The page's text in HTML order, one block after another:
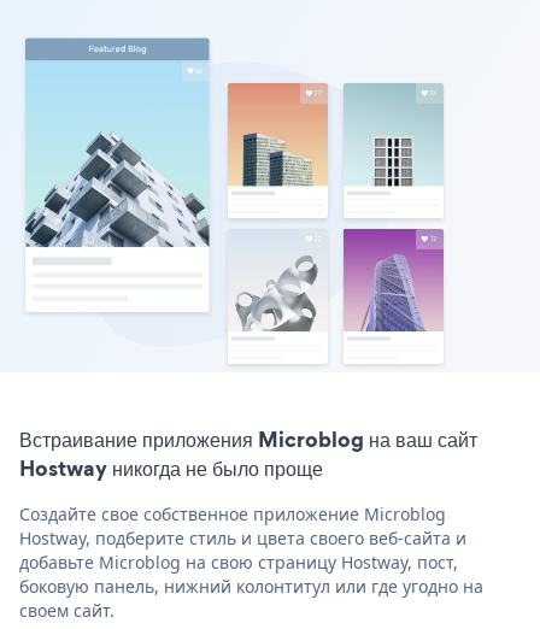
Встраивание приложения Microblog на ваш сайт
Hostway никогда не было проще
Создайте свое собственное приложение Microblog
Hostway, подберите стиль и цвета своего веб-сайта и
добавьте Microblog на свою страницу Hostway, пост,
боковую панель, нижний колонтитул или где угодно на
своем сайт.